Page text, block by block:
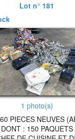
Lot n° 181
1 photo(s)
PIECES NEUVES
: 150